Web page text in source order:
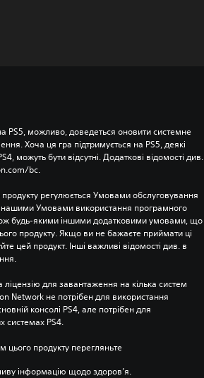
PS5, можливо, доведеться оновити системне
Хоча ця гра підтримується на PS5, деякі
можуть бути відсутні. Додаткові відомості див.
bc.
регулюється Умовами обслуговування
нашими Умовами використання програмного
будь-якими іншими додатковими умовами, що
продукту. Якщо ви не бажаєте приймати ці
цей продукт. Інші важливі відомості див. в
для завантаження на кілька систем
Network не потрібен для використання
консолі PS4, але потрібен для
системах PS4.
цього продукту перегляньте
інформацію щодо здоров’я.